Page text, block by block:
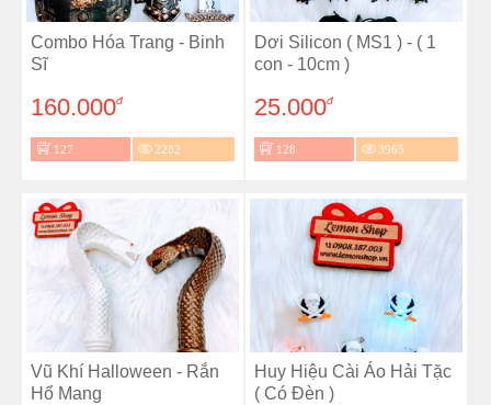
Combo Hóa Trang - Binh
Sĩ
160.000đ
127 2282
Dơi Silicon ( MS1 ) - ( 1
con - 10cm )
25.000đ
128 3965
Vũ Khí Halloween - Rắn
Hổ Mang
Huy Hiệu Cài Áo Hải Tặc
( Có Đèn )